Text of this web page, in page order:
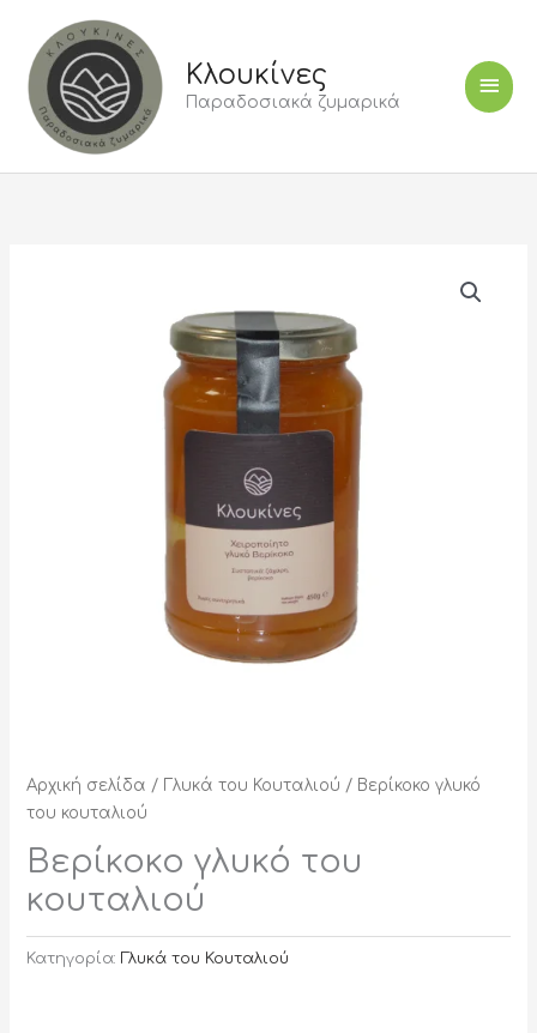
περιεχόμενο
Κλουκίνες
Παραδοσιακά ζυμαρικά
Αρχική σελίδα / Γλυκά του Κουταλιού / Βερίκοκο γλυκό
του κουταλιού
Βερίκοκο γλυκό του
κουταλιού
Κατηγορία:Γλυκά του Κουταλιού